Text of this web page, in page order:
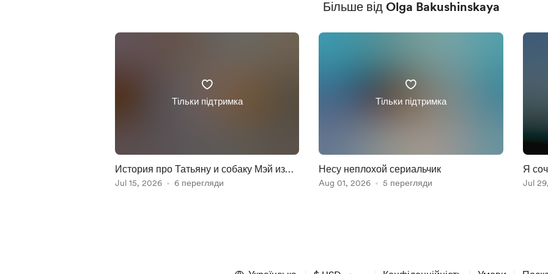
Більше від Olga Bakushinskaya
Тільки підтримка
История про Татьяну и собаку Мэй из
кибуца Беэри
Jul 15, 2026 6 перегляди
Тільки підтримка
Несу неплохой сериальчик
Aug 01, 2026 5 перегляди
Я
Jul